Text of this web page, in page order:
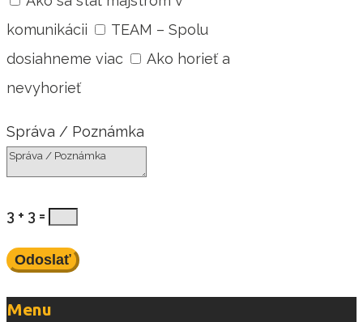
komunikácii
TEAM – Spolu
dosiahneme viac
Ako horieť a
nevyhorieť
Správa / Poznámka
3 + 3 =
Odoslať
Menu